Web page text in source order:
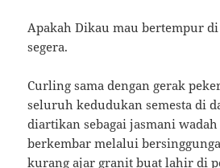
Apakah Dikau mau bertempur
segera.
Curling sama dengan gerak
seluruh kedudukan semesta di
diartikan sebagai jasmani
berkembar melalui
kurang ajar granit buat lahir di